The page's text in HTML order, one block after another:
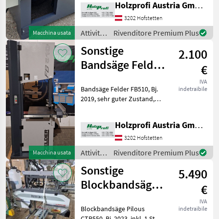
Macchina usata
vorbehalten, Irrtümer,
Druck- und Satzfehler
vorbehalten Attivi
Holzprofi Austria GmbH, Zweigstelle NÖ
3202 Hofstetten
Attività
forestali
e
lavorazione
del
Sonstige
Rivenditore Premium Plus
Macchina usata
Sonstige
Bandsäge Felder
2.100
€
IVA
indetraibile
Bandsäge Felder FB510, Bj.
2019, sehr guter Zustand,
vorbehalten, Irrtümer,
Druck- und Satzfehler
vorbehalten Attività fores
Holzprofi Austria GmbH, Zweigstelle NÖ
3202 Hofstetten
Attività
forestali
e
lavorazione
del
Sonstige
Rivenditore Premium Plus
Sonstige
Blockbandsäge
gebraucht
5.490
€
IVA
indetraibile
Blockbandsäge Pilous